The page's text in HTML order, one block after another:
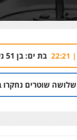
בבית מלון
בחשד למתן